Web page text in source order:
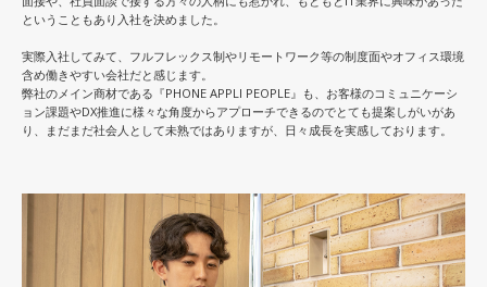
ということもあり入社を決めました。​
実際入社してみて、フルフレックス制やリモートワーク等の制度面やオフィス環境
含め働きやすい会社だと感じます。​
弊社のメイン商材である『PHONE APPLI PEOPLE』も、お客様のコミュニケーシ
ョン課題やDX推進に様々な角度からアプローチできるので​とても提案しがいがあ
り、まだまだ社会人として未熟ではありますが、日々成長を実感しております。